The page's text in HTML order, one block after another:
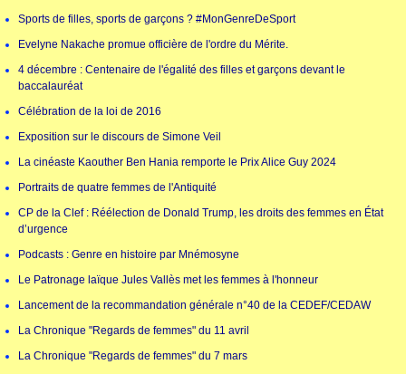
Sports de filles, sports de garçons ? #MonGenreDeSport
Evelyne Nakache promue officière de l'ordre du Mérite.
4 décembre : Centenaire de l'égalité des filles et garçons devant le
baccalauréat
Célébration de la loi de 2016
Exposition sur le discours de Simone Veil
La cinéaste Kaouther Ben Hania remporte le Prix Alice Guy 2024
Portraits de quatre femmes de l'Antiquité
CP de la Clef : Réélection de Donald Trump, les droits des femmes en État
d’urgence
Podcasts : Genre en histoire par Mnémosyne
Le Patronage laïque Jules Vallès met les femmes à l'honneur
Lancement de la recommandation générale n°40 de la CEDEF/CEDAW
La Chronique "Regards de femmes" du 11 avril
La Chronique "Regards de femmes" du 7 mars